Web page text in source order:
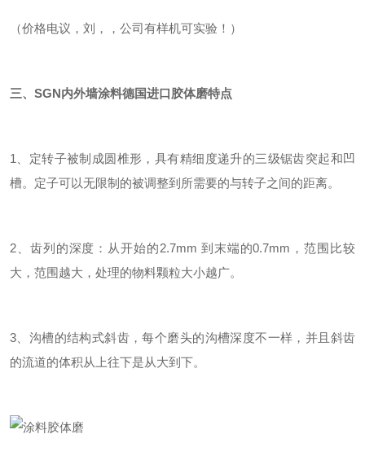
（价格电议，刘，，公司有样机可实验！）
三、SGN内外墙涂料德国进口胶体磨特点
1、定转子被制成圆椎形，具有精细度递升的三级锯齿突起和凹
槽。定子可以无限制的被调整到所需要的与转子之间的距离。
2、齿列的深度：从开始的2.7mm 到末端的0.7mm，范围比较
大，范围越大，处理的物料颗粒大小越广。
3、沟槽的结构式斜齿，每个磨头的沟槽深度不一样，并且斜齿
的流道的体积从上往下是从大到下。